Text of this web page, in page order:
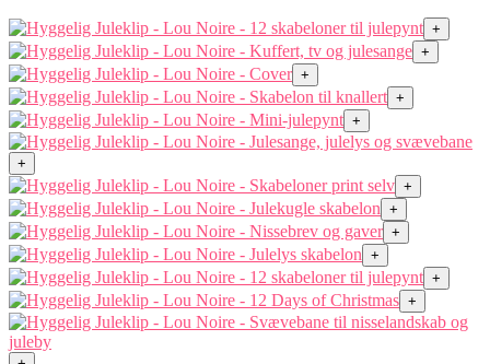
+
+
+
+
+
+
+
+
+
+
+
+